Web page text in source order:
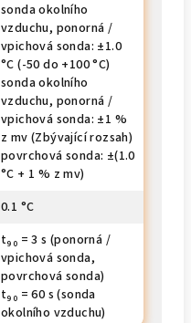
sonda okolního
vzduchu, ponorná /
vpichová sonda: ±1.0
°C (-50 do +100 °C)
sonda okolního
vzduchu, ponorná /
vpichová sonda: ±1 %
z mv (Zbývající rozsah)
povrchová sonda: ±(1.0
°C + 1 % z mv)
0.1 °C
t₉₀ = 3 s (ponorná /
vpichová sonda,
povrchová sonda)
t₉₀ = 60 s (sonda
okolního vzduchu)